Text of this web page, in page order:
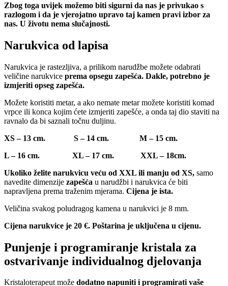
Zbog toga uvijek možemo biti sigurni da nas je privukao s
razlogom i da je vjerojatno upravo taj kamen pravi izbor za
nas. U životu nema slučajnosti.
Narukvica od lapisa
Narukvica je rastezljiva, a prilikom narudžbe možete odabrati
veličine narukvice prema opsegu zapešća. Dakle, potrebno je
izmjeriti opseg zapešća.
Možete koristiti metar, a ako nemate metar možete koristiti komad
vrpce ili konca kojim ćete izmjeriti zapešće, a onda taj dio staviti na
ravnalo da bi saznali točnu duljinu.
XS – 13 cm. S – 14 cm. M – 15 cm.
L – 16 cm. XL – 17 cm. XXL – 18cm.
Ukoliko želite narukvicu veću od XXL ili manju od XS, samo
navedite dimenzije zapešća u narudžbi i narukvica će biti
napravljena prema traženim mjerama. Cijena je ista.
Veličina svakog poludragog kamena u narukvici je 8 mm.
Cijena narukvice je 20 €. Poštarina je uključena u cijenu.
Punjenje i programiranje kristala za
ostvarivanje individualnog djelovanja
Kristaloterapeut može dodatno napuniti i programirati vaše